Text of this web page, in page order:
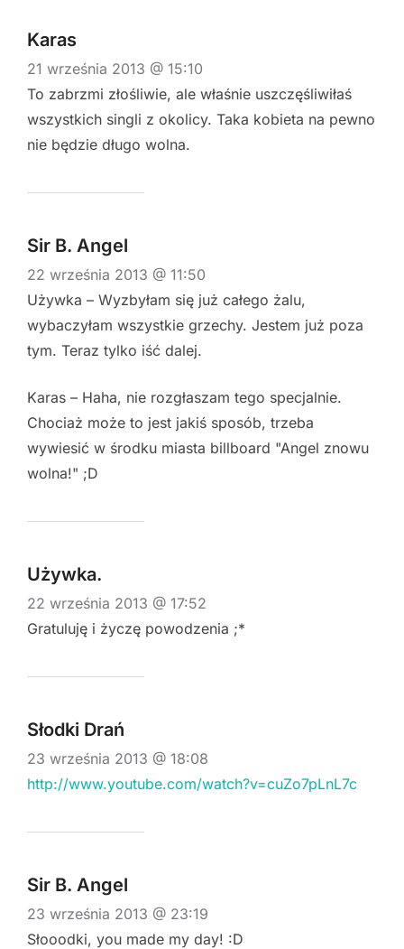
Karas
21 września 2013 @ 15:10
To zabrzmi złośliwie, ale właśnie uszczęśliwiłaś
wszystkich singli z okolicy. Taka kobieta na pewno
nie będzie długo wolna.
Sir B. Angel
22 września 2013 @ 11:50
Używka – Wyzbyłam się już całego żalu,
wybaczyłam wszystkie grzechy. Jestem już poza
tym. Teraz tylko iść dalej.
Karas – Haha, nie rozgłaszam tego specjalnie.
Chociaż może to jest jakiś sposób, trzeba
wywiesić w środku miasta billboard "Angel znowu
wolna!" ;D
Używka.
22 września 2013 @ 17:52
Gratuluję i życzę powodzenia ;*
Słodki Drań
23 września 2013 @ 18:08
http://www.youtube.com/watch?v=cuZo7pLnL7c
Sir B. Angel
23 września 2013 @ 23:19
Słooodki, you made my day! :D